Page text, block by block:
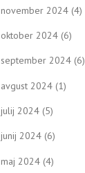
november 2024 (4)
oktober 2024 (6)
september 2024 (6)
avgust 2024 (1)
julij 2024 (5)
junij 2024 (6)
maj 2024 (4)